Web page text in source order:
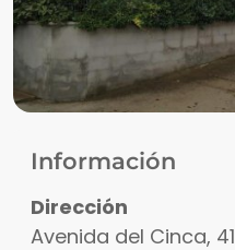
Información
Dirección
Avenida del Cinca, 41